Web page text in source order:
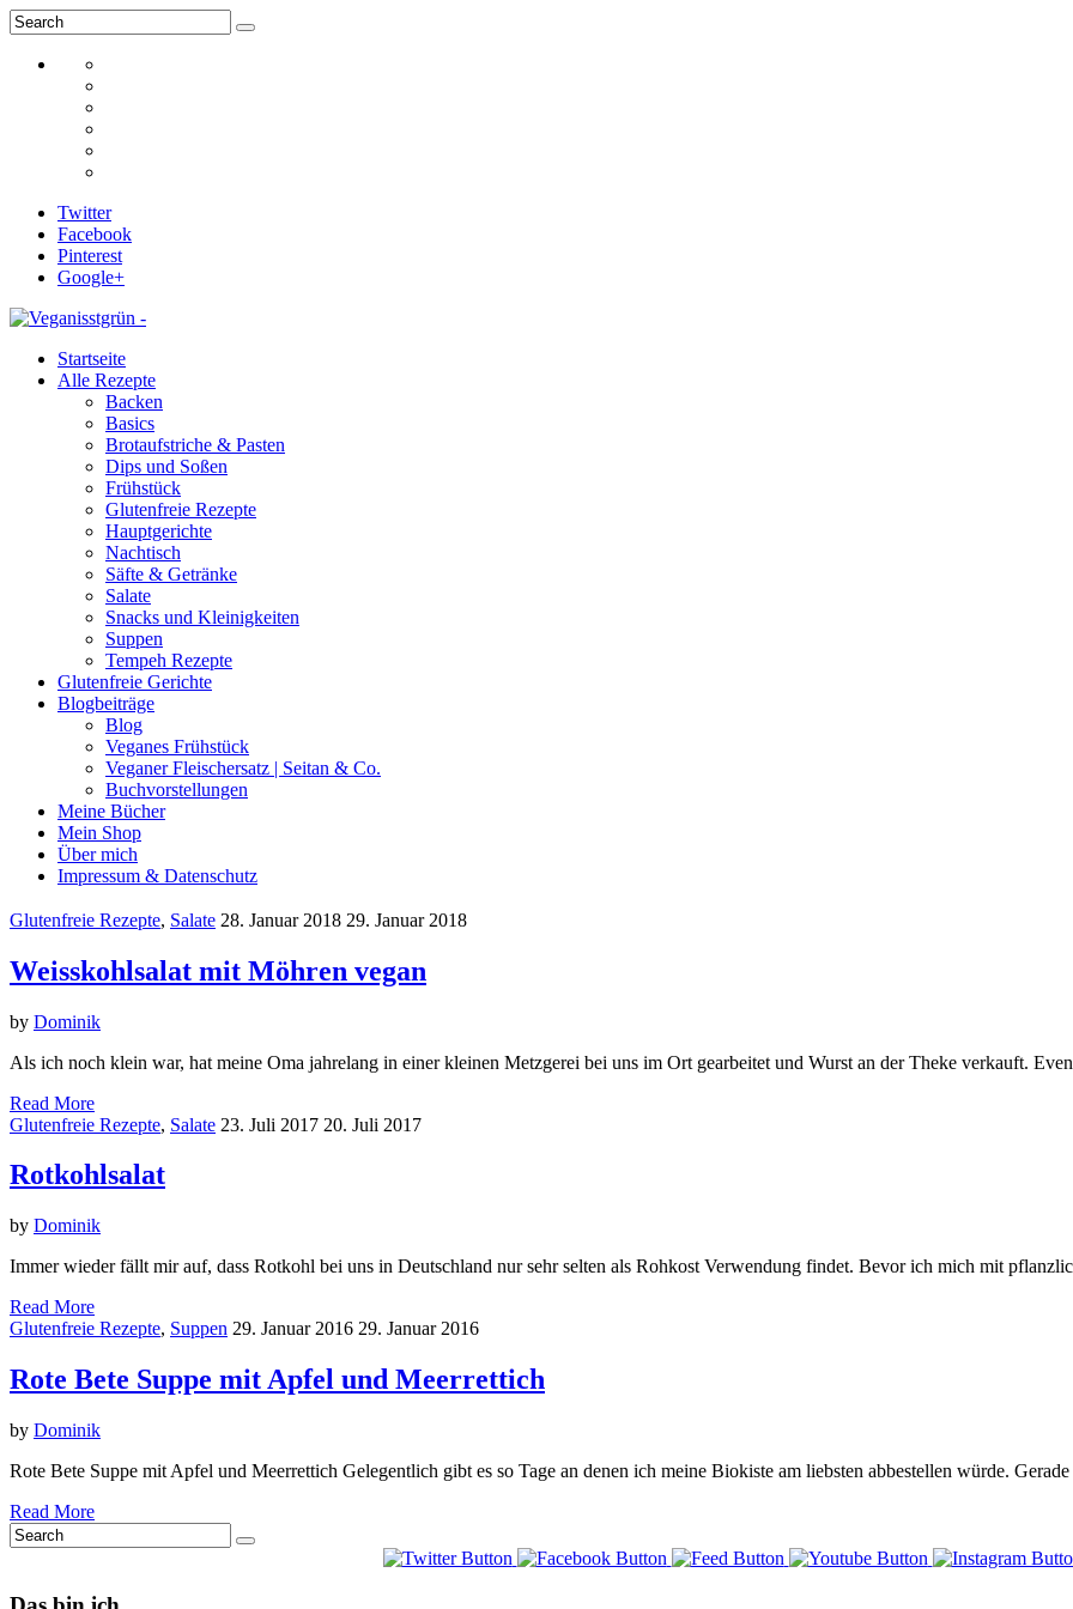
Twitter
Facebook
Pinterest
Google+
Startseite
Alle Rezepte
Backen
Basics
Brotaufstriche & Pasten
Dips und Soßen
Frühstück
Glutenfreie Rezepte
Hauptgerichte
Nachtisch
Säfte & Getränke
Salate
Snacks und Kleinigkeiten
Suppen
Tempeh Rezepte
Glutenfreie Gerichte
Blogbeiträge
Blog
Veganes Frühstück
Veganer Fleischersatz | Seitan & Co.
Buchvorstellungen
Meine Bücher
Mein Shop
Über mich
Impressum & Datenschutz
Glutenfreie Rezepte, Salate 28. Januar 2018 29. Januar 2018
Weisskohlsalat mit Möhren vegan
by Dominik
Als ich noch klein war, hat meine Oma jahrelang in einer kleinen Metzgerei bei uns im Ort gearbeitet und Wurst an der Theke verkauft.
Read More
Glutenfreie Rezepte, Salate 23. Juli 2017 20. Juli 2017
Rotkohlsalat
by Dominik
Immer wieder fällt mir auf, dass Rotkohl bei uns in Deutschland nur sehr selten als Rohkost Verwendung findet. Bevor ich mich mit
Read More
Glutenfreie Rezepte, Suppen 29. Januar 2016 29. Januar 2016
Rote Bete Suppe mit Apfel und Meerrettich
by Dominik
Rote Bete Suppe mit Apfel und Meerrettich Gelegentlich gibt es so Tage an denen ich meine Biokiste am liebsten abbestellen würde.
Read More